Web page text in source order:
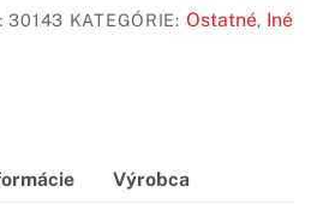
30143 KATEGÓRIE: Ostatné, Iné
Výrobca